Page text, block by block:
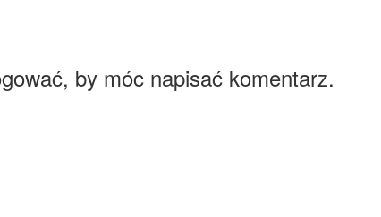
by móc napisać komentarz.